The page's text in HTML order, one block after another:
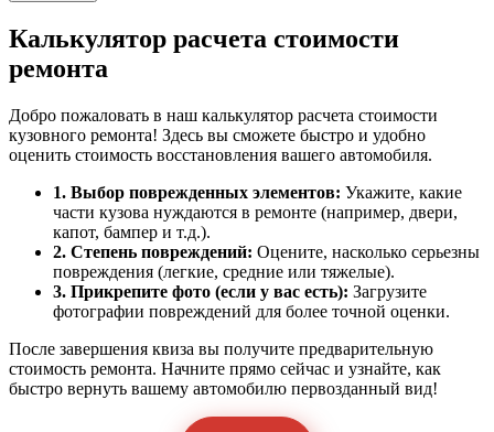
Калькулятор расчета стоимости
ремонта
Добро пожаловать в наш калькулятор расчета стоимости
кузовного ремонта! Здесь вы сможете быстро и удобно
оценить стоимость восстановления вашего автомобиля.
1. Выбор поврежденных элементов: Укажите, какие
части кузова нуждаются в ремонте (например, двери,
капот, бампер и т.д.).
2. Степень повреждений: Оцените, насколько серьезны
повреждения (легкие, средние или тяжелые).
3. Прикрепите фото (если у вас есть): Загрузите
фотографии повреждений для более точной оценки.
После завершения квиза вы получите предварительную
стоимость ремонта. Начните прямо сейчас и узнайте, как
быстро вернуть вашему автомобилю первозданный вид!